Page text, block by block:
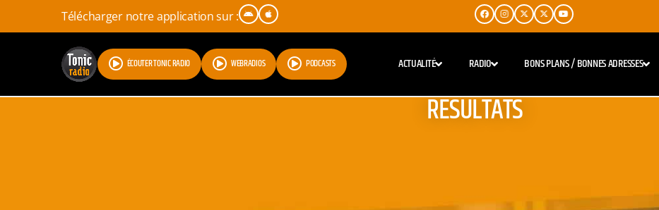
Télécharger notre application sur :
ÉCOUTER TONIC RADIO WEBRADIOS PODCASTS ACTUALITÉ RADIO BONS PLANS / BONNES ADRESSES
RESULTATS